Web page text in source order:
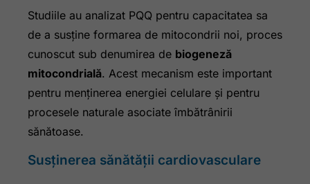
Studiile au analizat PQQ pentru capacitatea sa
de a susține formarea de mitocondrii noi, proces
cunoscut sub denumirea de biogeneză
mitocondrială. Acest mecanism este important
pentru menținerea energiei celulare și pentru
procesele naturale asociate îmbătrânirii
sănătoase.
Susținerea sănătății cardiovasculare